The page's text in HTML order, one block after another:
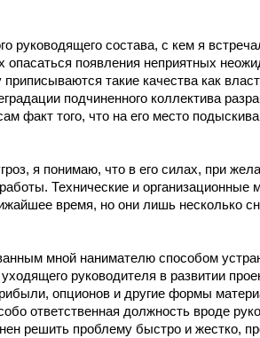
руководящего состава, с кем я
появления неприятных
такие качества как
подчиненного коллектива
факт того, что на его место
я понимаю, что в его силах, при
Технические и организационные
время, но они лишь несколько
мной нанимателю способом
руководителя в развитии
опционов и другие формы
ответственная должность вроде
решить проблему быстро и жестко,